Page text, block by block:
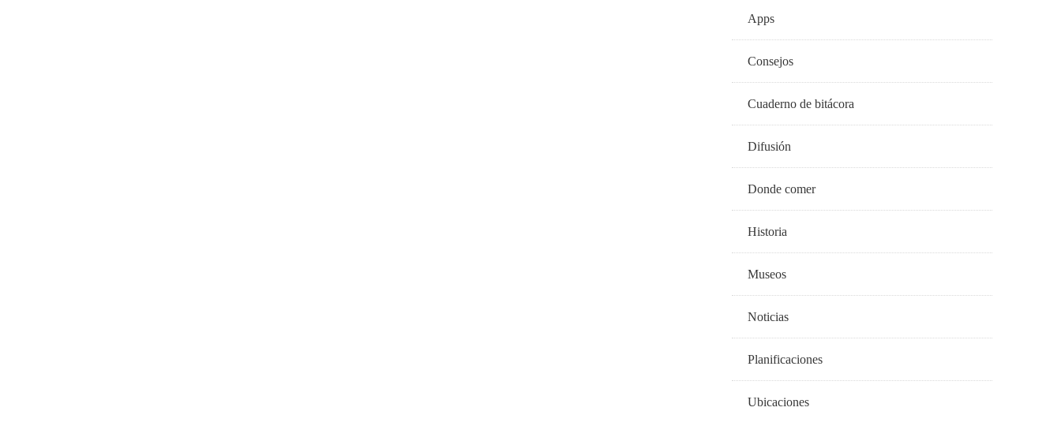
Apps
Consejos
Cuaderno de bitácora
Difusión
Donde comer
Historia
Museos
Noticias
Planificaciones
Ubicaciones